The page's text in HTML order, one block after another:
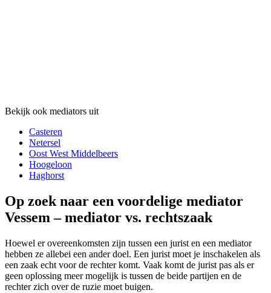
Bekijk ook mediators uit
Casteren
Netersel
Oost West Middelbeers
Hoogeloon
Haghorst
Op zoek naar een voordelige mediator
Vessem – mediator vs. rechtszaak
Hoewel er overeenkomsten zijn tussen een jurist en een mediator
hebben ze allebei een ander doel. Een jurist moet je inschakelen als
een zaak echt voor de rechter komt. Vaak komt de jurist pas als er
geen oplossing meer mogelijk is tussen de beide partijen en de
rechter zich over de ruzie moet buigen.